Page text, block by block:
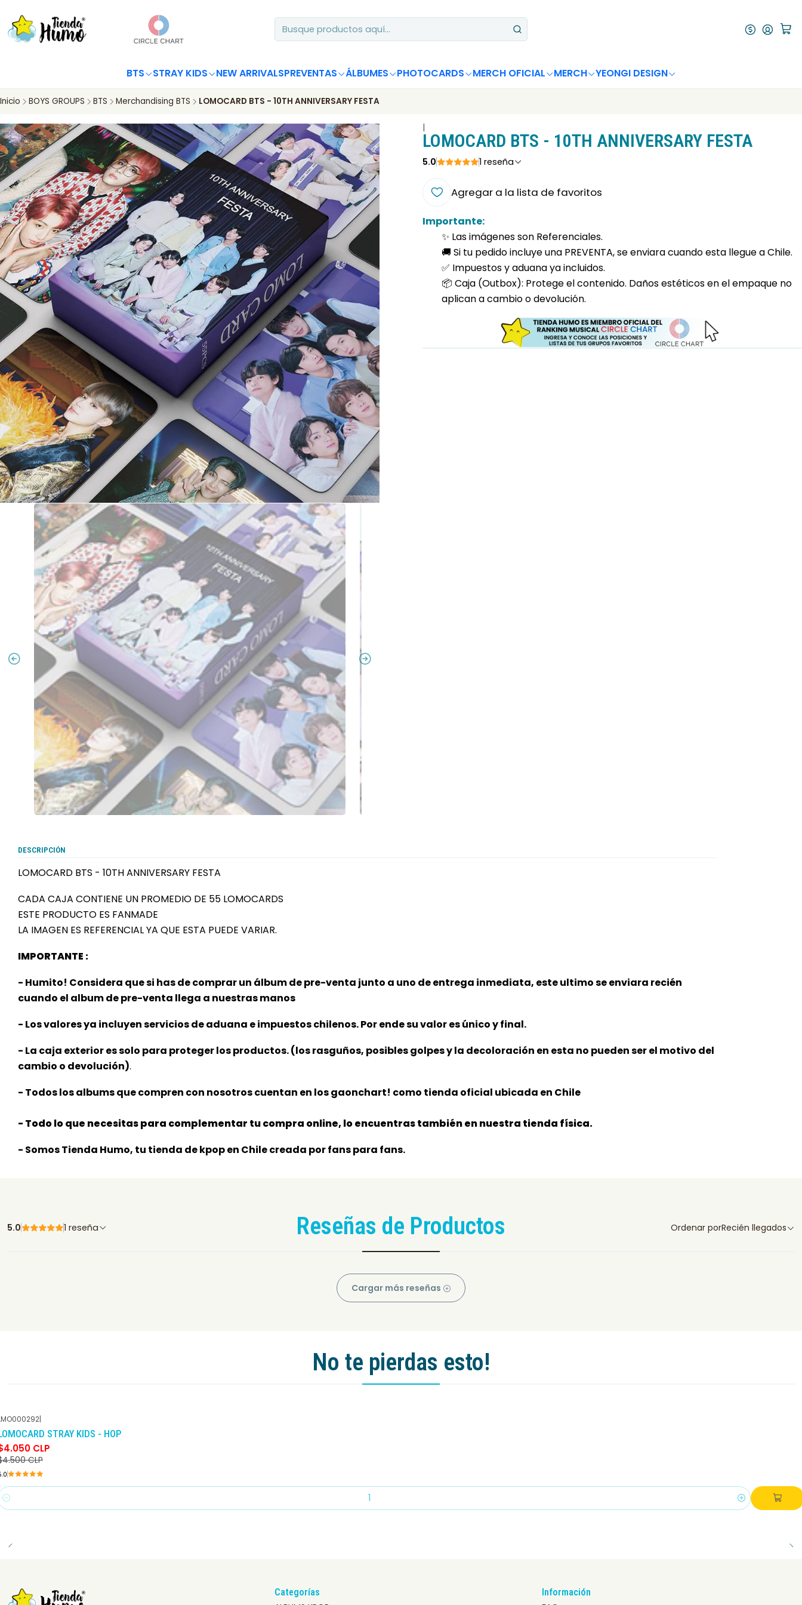
BTS STRAY KIDS NEW ARRIVALSPREVENTAS ÁLBUMES PHOTOCARDS MERCH OFICIAL MERCH YEONGI DESIGN
Inicio BOYS GROUPS BTS Merchandising BTS LOMOCARD BTS - 10TH ANNIVERSARY FESTA
|
LOMOCARD BTS - 10TH ANNIVERSARY FESTA
5.0 1 reseña
Agregar a la lista de favoritos
Importante:
✨ Las imágenes son Referenciales.
🚚 Si tu pedido incluye una PREVENTA, se enviara cuando esta llegue a Chile.
✅ Impuestos y aduana ya incluidos.
📦 Caja (Outbox): Protege el contenido. Daños estéticos en el empaque no
aplican a cambio o devolución.
DESCRIPCIÓN
LOMOCARD BTS - 10TH ANNIVERSARY FESTA
CADA CAJA CONTIENE UN PROMEDIO DE 55 LOMOCARDS
ESTE PRODUCTO ES FANMADE
LA IMAGEN ES REFERENCIAL YA QUE ESTA PUEDE VARIAR.
IMPORTANTE :
- Humito! Considera que si has de comprar un álbum de pre-venta junto a uno de entrega inmediata, este ultimo se enviara recién
cuando el album de pre-venta llega a nuestras manos
- Los valores ya incluyen servicios de aduana e impuestos chilenos. Por ende su valor es único y final.
- La caja exterior es solo para proteger los productos. (los rasguños, posibles golpes y la decoloración en esta no pueden ser el motivo del
cambio o devolución).
- Todos los albums que compren con nosotros cuentan en los gaonchart! como tienda oficial ubicada en Chile
- Todo lo que necesitas para complementar tu compra online, lo encuentras también en nuestra tienda física.
- Somos Tienda Humo, tu tienda de kpop en Chile creada por fans para fans.
Reseñas de Productos
5.0 1 reseña Ordenar porRecién llegados
Cargar más reseñas
No te pierdas esto!
-10% DCTO
|
STRAY KIDS - HOP
CLP
CLP
Categorías Información